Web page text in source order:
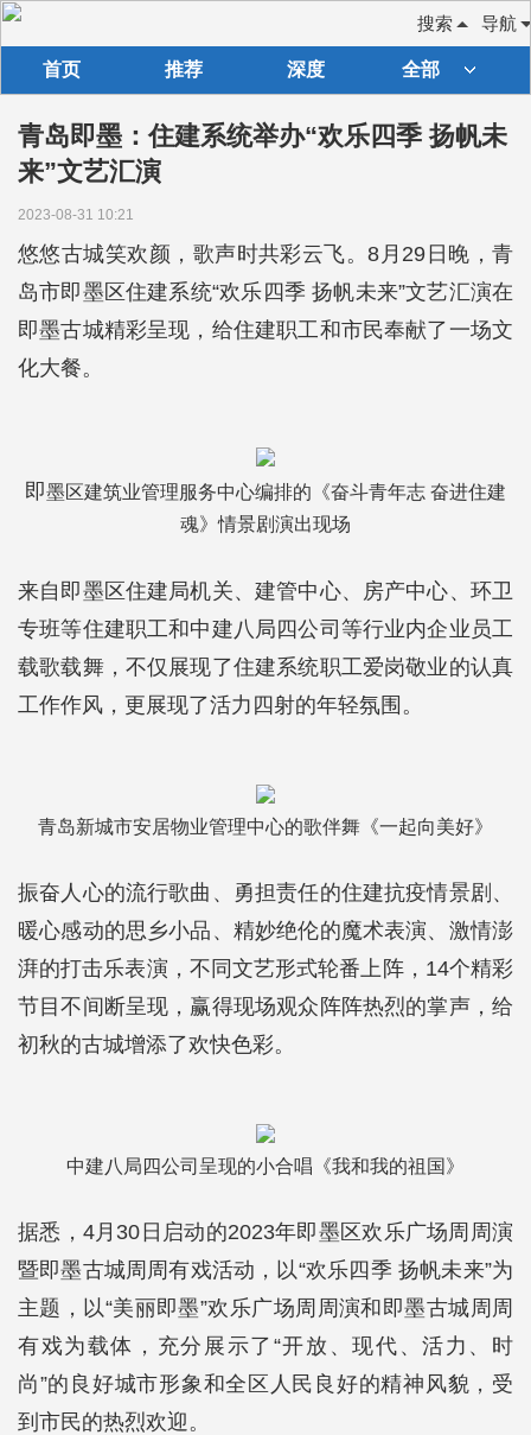
导航
搜索
首页 推荐 深度 全部
青岛即墨：住建系统举办“欢乐四季 扬帆未
来”文艺汇演
2023-08-31 10:21
悠悠古城笑欢颜，歌声时共彩云飞。8月29日晚，青
岛市即墨区住建系统“欢乐四季 扬帆未来”文艺汇演在
即墨古城精彩呈现，给住建职工和市民奉献了一场文
化大餐。
即墨区建筑业管理服务中心编排的《奋斗青年志 奋进住建
魂》情景剧演出现场
来自即墨区住建局机关、建管中心、房产中心、环卫
专班等住建职工和中建八局四公司等行业内企业员工
载歌载舞，不仅展现了住建系统职工爱岗敬业的认真
工作作风，更展现了活力四射的年轻氛围。
青岛新城市安居物业管理中心的歌伴舞《一起向美好》
振奋人心的流行歌曲、勇担责任的住建抗疫情景剧、
暖心感动的思乡小品、精妙绝伦的魔术表演、激情澎
湃的打击乐表演，不同文艺形式轮番上阵，14个精彩
节目不间断呈现，赢得现场观众阵阵热烈的掌声，给
初秋的古城增添了欢快色彩。
中建八局四公司呈现的小合唱《我和我的祖国》
据悉，4月30日启动的2023年即墨区欢乐广场周周演
暨即墨古城周周有戏活动，以“欢乐四季 扬帆未来”为
主题，以“美丽即墨”欢乐广场周周演和即墨古城周周
有戏为载体，充分展示了“开放、现代、活力、时
尚”的良好城市形象和全区人民良好的精神风貌，受
到市民的热烈欢迎。